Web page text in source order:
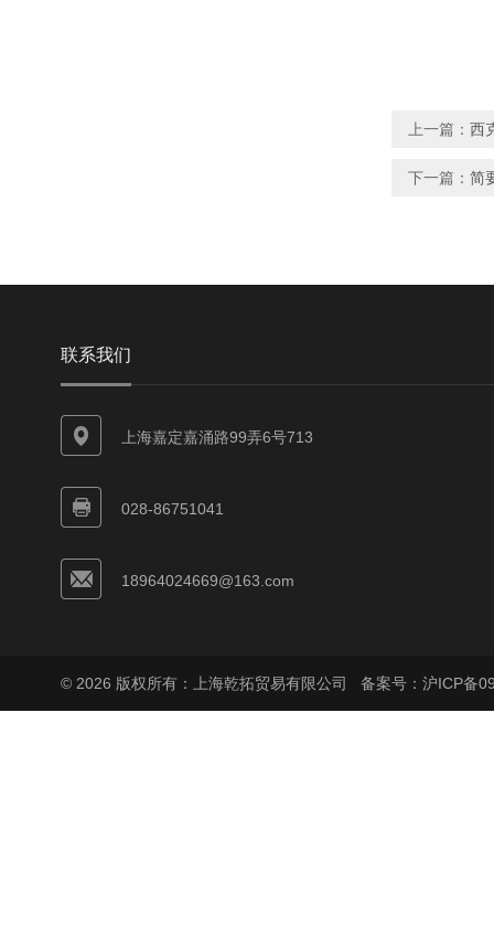
上一篇： 西
下一篇： 简
联系我们
上海嘉定嘉涌路99弄6号713
028-86751041
18964024669@163.com
© 2026 版权所有：上海乾拓贸易有限公司 备案号：沪ICP备